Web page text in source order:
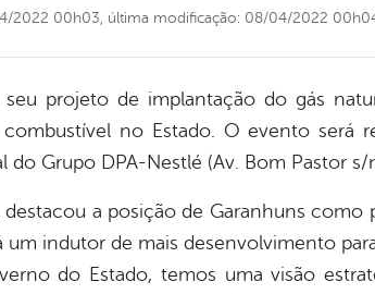
2022 00h03, última modificação: 08/04/2022
projeto de implantação do gás
no Estado. O evento será
Grupo DPA-Nestlé (Av. Bom Pastor s/
a posição de Garanhuns como
indutor de mais desenvolvimento
do Estado, temos uma visão